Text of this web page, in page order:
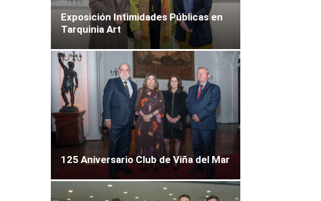
Exposición Intimidades Públicas en
Tarquinia Art
125 Aniversario Club de Viña del Mar